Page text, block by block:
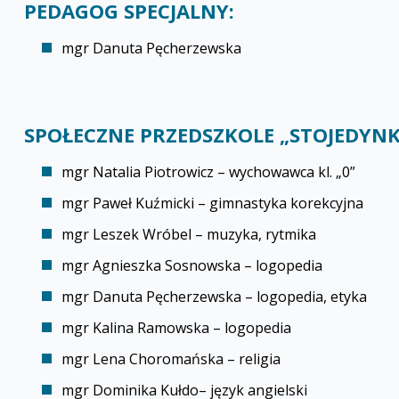
PEDAGOG SPECJALNY:
mgr Danuta Pęcherzewska
SPOŁECZNE PRZEDSZKOLE
mgr Natalia Piotrowicz – wychowawca kl. „0”
mgr Paweł Kuźmicki – gimnastyka korekcyjna
mgr Leszek Wróbel – muzyka, rytmika
mgr Agnieszka Sosnowska – logopedia
mgr Danuta Pęcherzewska – logopedia, etyka
mgr Kalina Ramowska – logopedia
mgr Lena Choromańska – religia
mgr Dominika Kułdo– język angielski